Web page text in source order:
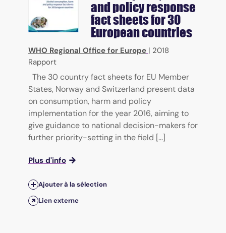
and policy response
fact sheets for 30
European countries
WHO Regional Office for Europe | 2018
Rapport
The 30 country fact sheets for EU Member
States, Norway and Switzerland present data
on consumption, harm and policy
implementation for the year 2016, aiming to
give guidance to national decision-makers for
further priority-setting in the field [...]
Plus d'info
Ajouter à la sélection
Lien externe